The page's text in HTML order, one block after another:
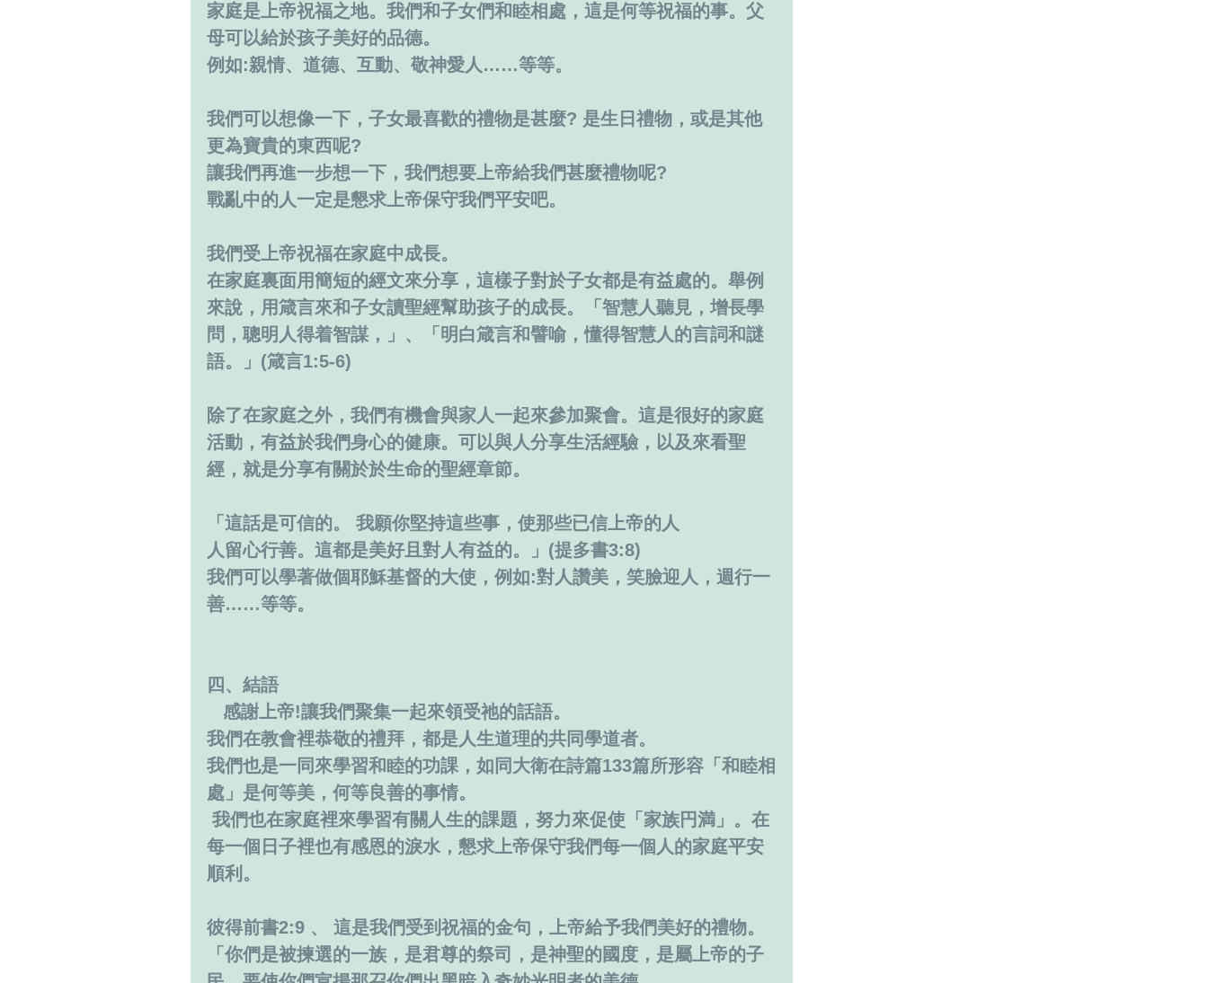
家庭是上帝祝福之地。我們和子女們和睦相處，這是何等祝福的事。父
母可以給於孩子美好的品德。
例如:親情、道德、互動、敬神愛人……等等。
我們可以想像一下，子女最喜歡的禮物是甚麼? 是生日禮物，或是其他
更為寶貴的東西呢?
讓我們再進一步想一下，我們想要上帝給我們甚麼禮物呢?
戰亂中的人一定是懇求上帝保守我們平安吧。
我們受上帝祝福在家庭中成長。
在家庭裏面用簡短的經文來分享，這樣子對於子女都是有益處的。舉例
來說，用箴言來和子女讀聖經幫助孩子的成長。「智慧人聽見，增長學
問，聰明人得着智謀，」、「明白箴言和譬喻，懂得智慧人的言詞和謎
語。」(箴言1:5-6)
除了在家庭之外，我們有機會與家人一起來參加聚會。這是很好的家庭
活動，有益於我們身心的健康。可以與人分享生活經驗，以及來看聖
經，就是分享有關於於生命的聖經章節。
「這話是可信的。 我願你堅持這些事，使那些已信上帝的人
人留心行善。這都是美好且對人有益的。」(提多書3:8)
我們可以學著做個耶穌基督的大使，例如:對人讚美，笑臉迎人，週行一
善……等等。
四、結語
   感謝上帝!讓我們聚集一起來領受祂的話語。
我們在教會裡恭敬的禮拜，都是人生道理的共同學道者。
我們也是一同來學習和睦的功課，如同大衛在詩篇133篇所形容「和睦相
處」是何等美，何等良善的事情。
每一個日子裡也有感恩的淚水，懇求上帝保守我們每一個人的家庭平安
順利。
彼得前書2:9 、 這是我們受到祝福的金句，上帝給予我們美好的禮物。
「你們是被揀選的一族，是君尊的祭司，是神聖的國度，是屬上帝的子